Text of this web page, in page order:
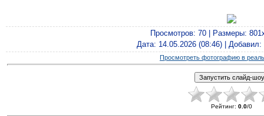
Просмотров: 70 | Размеры:
Дата: 14.05.2026 (08:46) | Добавил:
Просмотреть фотографию в
Рейтинг: 0.0/0